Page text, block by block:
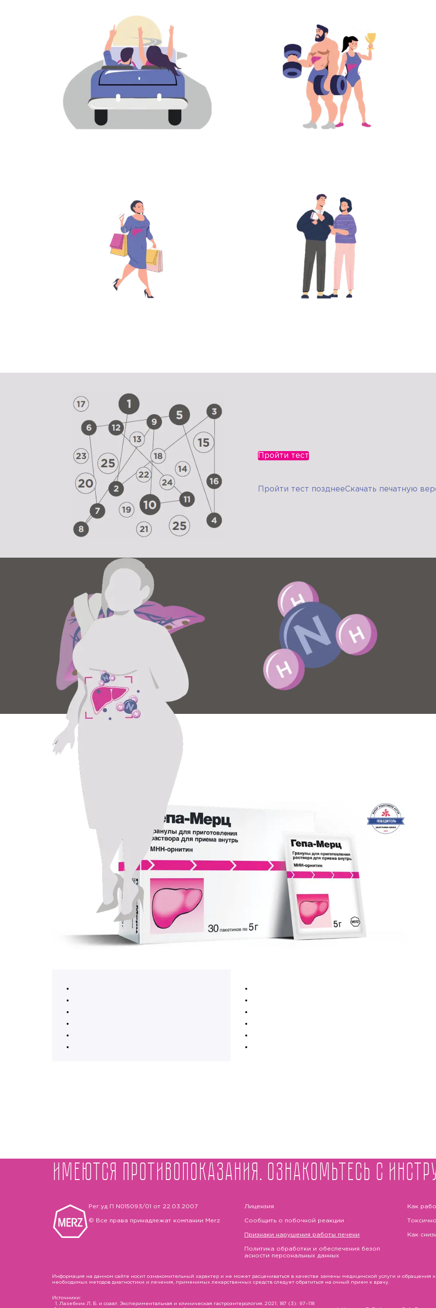
Пройти тест
Пройти тест позднееСкачать печатную
Имеются противопоказания. Ознакомьтесь с
Рег.уд П N015093/01 от 22.03.2007
© Все права принадлежат компании Merz
Лицензия
Сообщить о побочной реакции
Признаки нарушения работы печени
Политика обработки и обеспечения безоп
асности персональных данных
Как
Как
Информация на данном сайте носит ознакомительный характер и не может расцениваться в качестве замены медицинской услуги и обращения к
необходимых методов диагностики и лечения, применимых лекарственных средств следует обратиться на очный прием к врачу.
Источники:
Лазебник Л. Б. и соавт. Экспериментальная и клиническая гастроэнтерология. 2021; 187 (3): 97–118